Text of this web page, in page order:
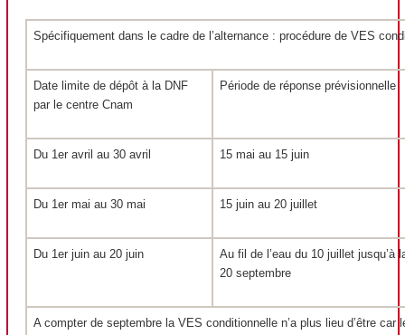
Spécifiquement dans le cadre de l’alternance: procédure de VES
Date limite de dépôt à la DNF
par le centre Cnam
Période de réponse prévisionnelle
Du 1er avril au 30 avril 15 mai au 15 juin
Du 1er mai au 30 mai 15 juin au 20 juillet
Du 1er juin au 20 juin
Au fil de l’eau du 10 juillet jusqu’à
20 septembre
A compter de septembre la VES conditionnelle n’a plus lieu d’être